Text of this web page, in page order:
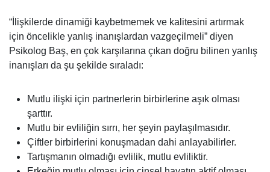
“İlişkilerde dinamiği kaybetmemek ve kalitesini artırmak
için öncelikle yanlış inanışlardan vazgeçilmeli” diyen
Psikolog Baş, en çok karşılarına çıkan doğru bilinen yanlış
inanışları da şu şekilde sıraladı:
Mutlu ilişki için partnerlerin birbirlerine aşık olması
şarttır.
Mutlu bir evliliğin sırrı, her şeyin paylaşılmasıdır.
Çiftler birbirlerini konuşmadan dahi anlayabilirler.
Tartışmanın olmadığı evlilik, mutlu evliliktir.